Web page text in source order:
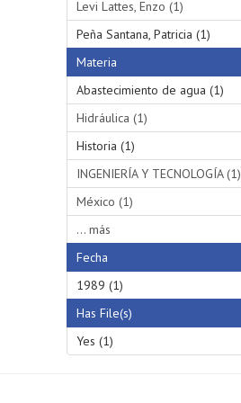
Levi Lattes, Enzo (1)
Peña Santana, Patricia (1)
Materia
Abastecimiento de agua (1)
Hidráulica (1)
Historia (1)
INGENIERÍA Y TECNOLOGÍA (1)
México (1)
... más
Fecha
1989 (1)
Has File(s)
Yes (1)